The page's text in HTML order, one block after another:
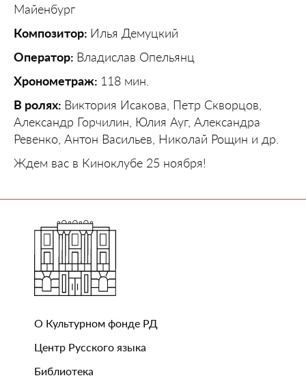
Майенбург
Композитор: Илья Демуцкий
Оператор: Владислав Опельянц
Хронометраж: 118 мин.
В ролях: Виктория Исакова, Петр Скворцов,
Александр Горчилин, Юлия Ауг, Александра
Ревенко, Антон Васильев, Николай Рощин и др.
Ждем вас в Киноклубе 25 ноября!
О Культурном фонде РД
Центр Русского языка
Библиотека